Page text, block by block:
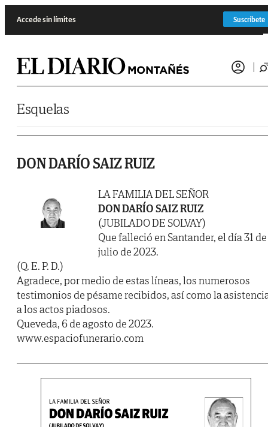
Accede sin límites Suscríbete
Esquelas
DON DARÍO SAIZ RUIZ
LA FAMILIA DEL SEÑOR
DON DARÍO SAIZ RUIZ
(JUBILADO DE SOLVAY)
Que falleció en Santander, el día 31 de
julio de 2023.
(Q. E. P. D.)
Agradece, por medio de estas líneas, los numerosos
testimonios de pésame recibidos, así como la
a los actos piadosos.
Queveda, 6 de agosto de 2023.
www.espaciofunerario.com